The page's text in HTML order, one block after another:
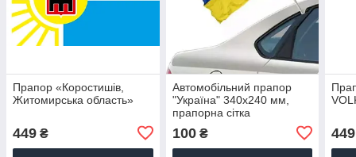
Прапор «Коростишів,
Житомирська область»
449 ₴
Автомобільний прапор
"Україна" 340х240 мм,
прапорна сітка
100₴ 449